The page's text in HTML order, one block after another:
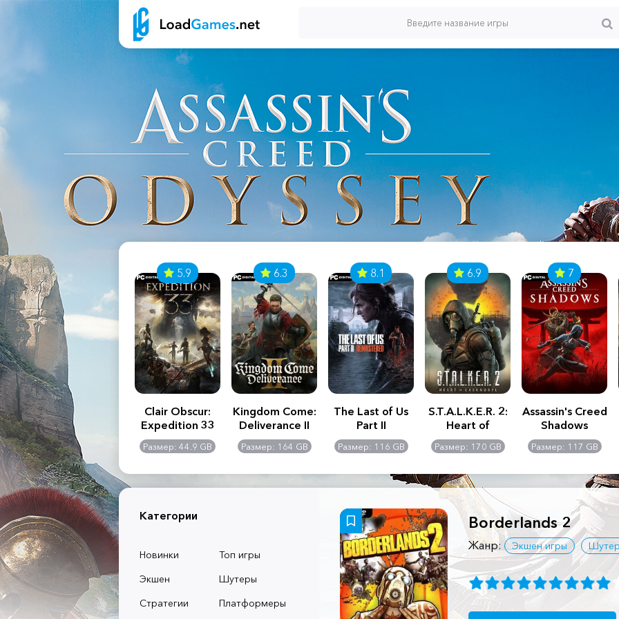
2:
-
GB
Assassin's Creed
Shadows
Размер: 117 GB
5.9
Clair Obscur:
Expedition 33
Размер: 44.9 GB
6.3
Kingdom Come:
Deliverance II
Размер: 164 GB
8.1
The Last of Us
Part II
Remastered
Размер: 116 GB
6.9
S.T.A.L.K.E.R. 2:
Heart of
Chernobyl -
Ultimate Edition
Размер: 170 GB
7
Assassin's Creed
Shadows
Размер: 117 GB
Категории
Новинки
Топ игры
Экшен
Шутеры
Стратегии
Платформеры
Borderlands 2
Жанр: Экшен игры